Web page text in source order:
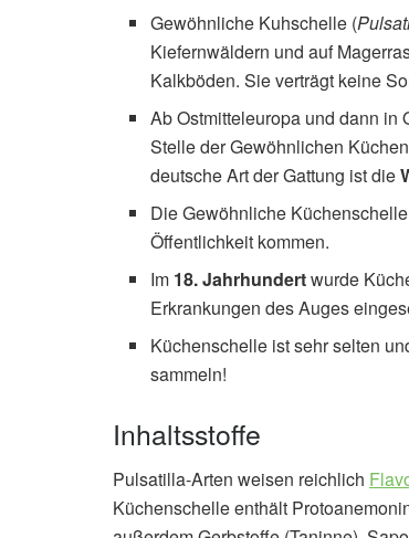
Gewöhnliche Kuhschelle (
Kiefernwäldern und auf
Kalkböden. Sie verträgt keine
Ab Ostmitteleuropa und dann in
Stelle der Gewöhnlichen
deutsche Art der Gattung ist die
Die Gewöhnliche
Öffentlichkeit kommen.
Im 18. Jahrhundertwurde
Erkrankungen des Auges
Küchenschelle ist sehr selten
sammeln!
Inhaltsstoffe
Pulsatilla-Arten weisen reichlich
Küchenschelle enthält